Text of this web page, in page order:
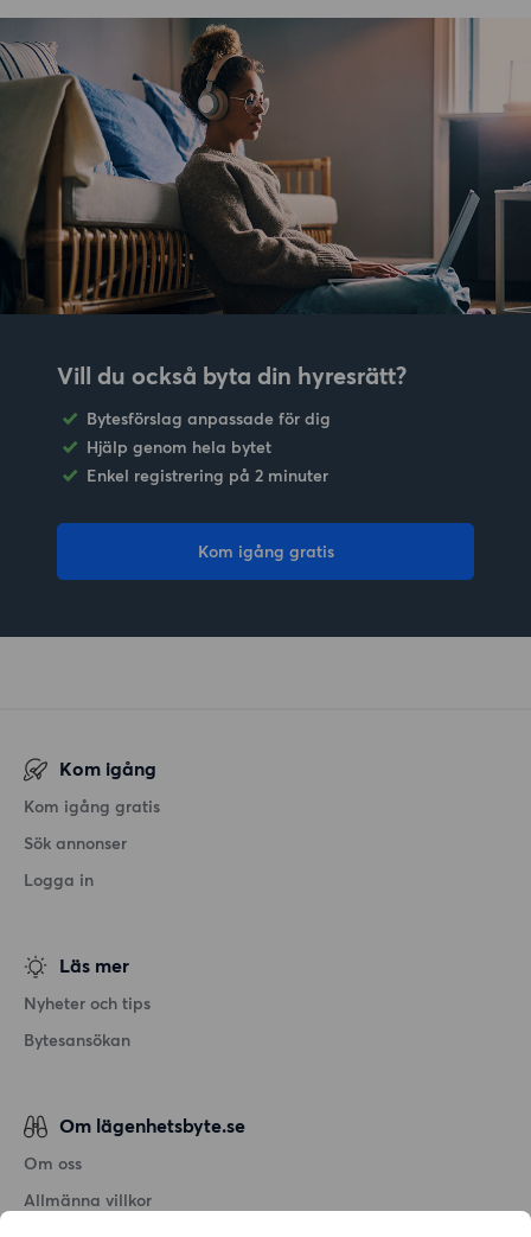
Vill du också byta din hyresrätt?
Bytesförslag anpassade för dig
Hjälp genom hela bytet
Enkel registrering på 2 minuter
Kom igång gratis
Kom igång
Kom igång gratis
Sök annonser
Logga in
Läs mer
Nyheter och tips
Bytesansökan
Om lägenhetsbyte.se
Om oss
Allmänna villkor